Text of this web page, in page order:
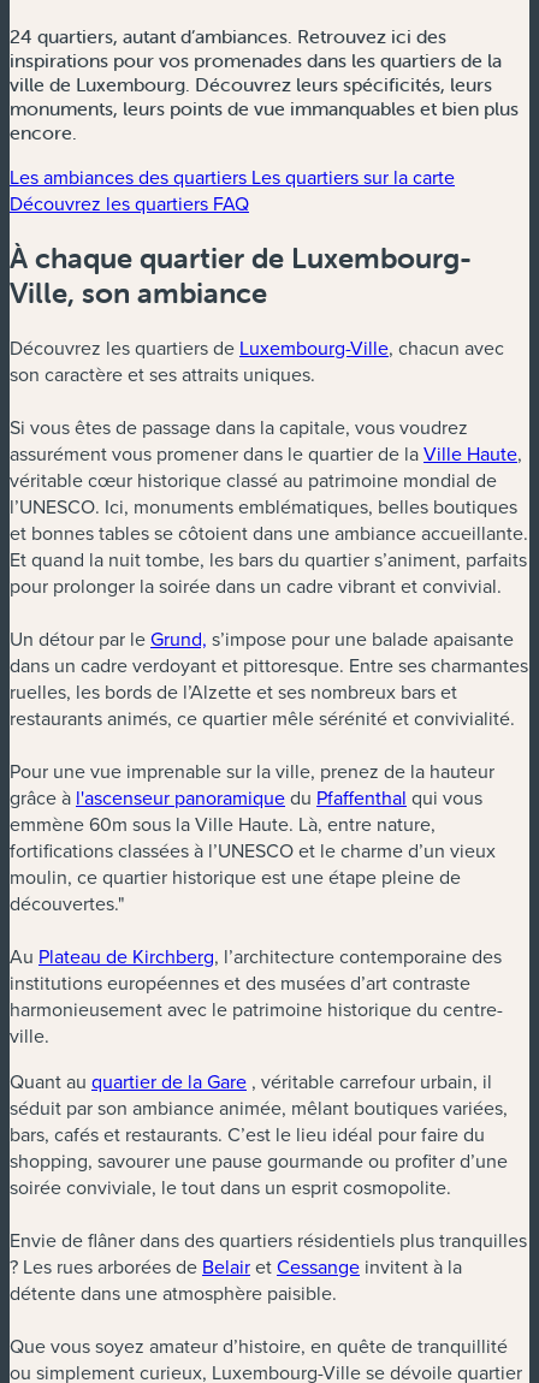
24 quartiers, autant d’ambiances. Retrouvez ici des
inspirations pour vos promenades dans les quartiers de la
ville de Luxembourg. Découvrez leurs spécificités, leurs
monuments, leurs points de vue immanquables et bien plus
encore.
Les ambiances des quartiers Les quartiers sur la carte
Découvrez les quartiers FAQ
À chaque quartier de Luxembourg-
Ville, son ambiance
Découvrez les quartiers de Luxembourg-Ville, chacun avec
son caractère et ses attraits uniques.
Si vous êtes de passage dans la capitale, vous voudrez
assurément vous promener dans le quartier de laVille Haute,
véritable cœur historique classé au patrimoine mondial de
l’UNESCO. Ici, monuments emblématiques, belles boutiques
et bonnes tables se côtoient dans une ambiance accueillante.
Et quand la nuit tombe, les bars du quartier s’animent, parfaits
pour prolonger la soirée dans un cadre vibrant et convivial.
Un détour par leGrund, s’impose pour une balade apaisante
dans un cadre verdoyant et pittoresque. Entre ses charmantes
ruelles, les bords de l’Alzette et ses nombreux bars et
restaurants animés, ce quartier mêle sérénité et convivialité.
Pour une vue imprenable sur la ville, prenez de la hauteur
grâce à l'ascenseur panoramiquedu Pfaffenthal qui vous
emmène 60m sous la Ville Haute. Là, entre nature,
fortifications classées à l’UNESCO et le charme d’un vieux
moulin, ce quartier historique est une étape pleine de
découvertes."
Au Plateau de Kirchberg, l’architecture contemporaine des
institutions européennes et des musées d’art contraste
harmonieusement avec le patrimoine historique du centre-
ville.
Quant au quartier de la Gare , véritable carrefour urbain, il
séduit par son ambiance animée, mêlant boutiques variées,
bars, cafés et restaurants. C’est le lieu idéal pour faire du
shopping, savourer une pause gourmande ou profiter d’une
soirée conviviale, le tout dans un esprit cosmopolite.
Envie de flâner dans des quartiers résidentiels plus tranquilles
? Les rues arborées de BelairetCessange invitent à la
détente dans une atmosphère paisible.
Que vous soyez amateur d’histoire, en quête de tranquillité
ou simplement curieux, Luxembourg-Ville se dévoile quartier